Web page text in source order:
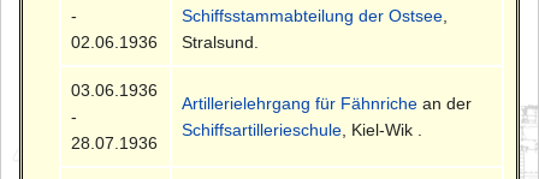
-
02.06.1936
Schiffsstammabteilung der Ostsee
Stralsund.
03.06.1936
-
28.07.1936
Artillerielehrgang für Fähnriche an der
Schiffsartillerieschule , Kiel-Wik .